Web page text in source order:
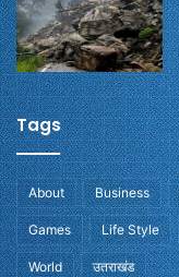
Tags
About Business
Games Life Style
World उतराखंड